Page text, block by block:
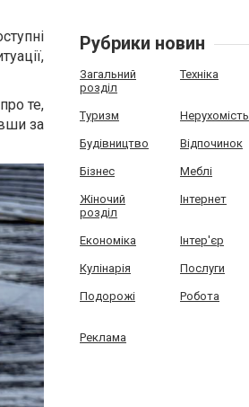
те,
за
Рубрики новин
Загальний
розділ
Техніка
Туризм Нерухомість
Будівництво Відпочинок
Бізнес Меблі
Жіночий
розділ
Інтернет
Економіка Інтер'єр
Кулінарія Послуги
Подорожі Робота
Реклама